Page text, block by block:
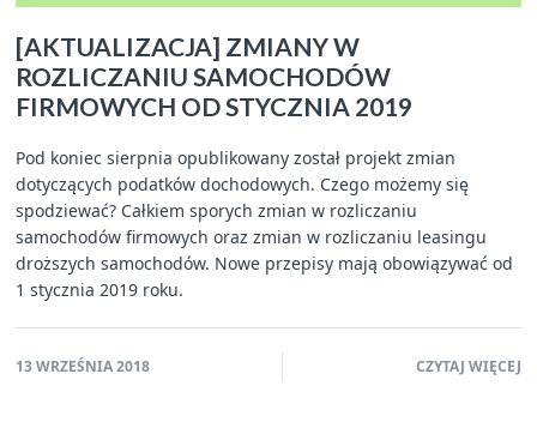
[AKTUALIZACJA] ZMIANY W
ROZLICZANIU SAMOCHODÓW
FIRMOWYCH OD STYCZNIA 2019
Pod koniec sierpnia opublikowany został projekt zmian
dotyczących podatków dochodowych. Czego możemy się
spodziewać? Całkiem sporych zmian w rozliczaniu
samochodów firmowych oraz zmian w rozliczaniu leasingu
droższych samochodów. Nowe przepisy mają obowiązywać od
1 stycznia 2019 roku.
13 WRZEŚNIA 2018 CZYTAJ WIĘCEJ